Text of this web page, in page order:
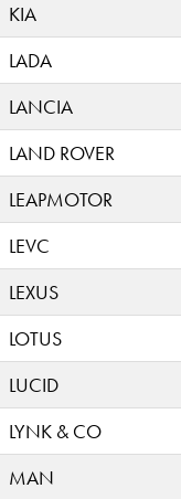
KIA
LADA
LANCIA
LAND ROVER
LEAPMOTOR
LEVC
LEXUS
LOTUS
LUCID
LYNK & CO
MAN